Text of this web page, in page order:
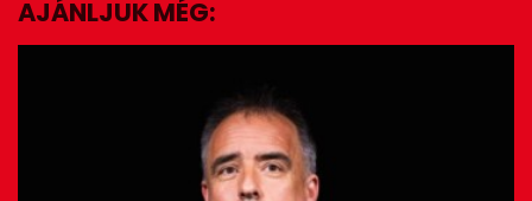
EZ IS ÉRDEKELHET
AJÁNLJUK MÉG: